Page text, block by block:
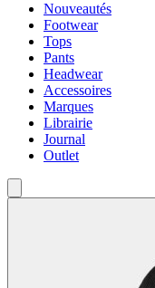
Nouveautés
Footwear
Tops
Pants
Headwear
Accessoires
Marques
Librairie
Journal
Outlet